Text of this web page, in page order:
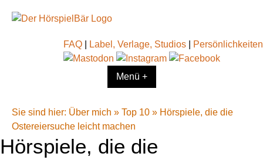
FAQ Label, Verlage, Studios Persönlichkeiten
Menü +
Sie sind hier: Über mich » Top 10 » Hörspiele, die die
Ostereiersuche leicht machen
Hörspiele, die die